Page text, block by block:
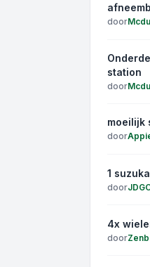
door
station
door
moeilijk
door
1
door
4x
door